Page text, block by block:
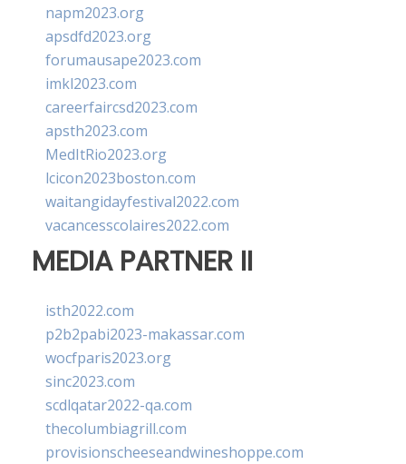
napm2023.org
apsdfd2023.org
forumausape2023.com
imkl2023.com
careerfaircsd2023.com
apsth2023.com
MedItRio2023.org
lcicon2023boston.com
waitangidayfestival2022.com
vacancesscolaires2022.com
MEDIA PARTNER II
isth2022.com
p2b2pabi2023-makassar.com
wocfparis2023.org
sinc2023.com
scdlqatar2022-qa.com
thecolumbiagrill.com
provisionscheeseandwineshoppe.com